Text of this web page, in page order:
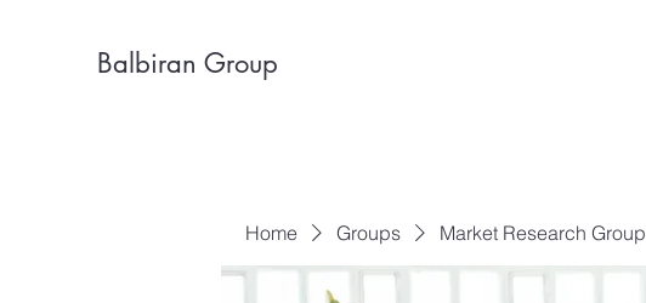
Balbiran Group
Home Groups Market Research Group